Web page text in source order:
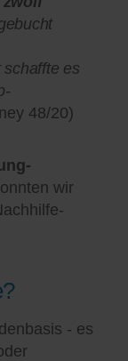
schaffte es
48/20)
wir
- es